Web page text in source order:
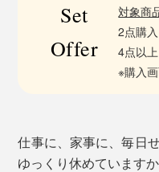
Set
Offer
対象商
2点購
4点以
※購入
仕事に、家事に、毎日
ゆっくり休めています